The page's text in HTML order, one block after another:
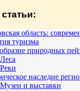
область:
туризма
природных
Леса
Реки
наследие
Музеи и выставки